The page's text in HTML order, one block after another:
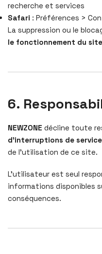
recherche et services
Safari : Préférences >
La suppression ou le
le fonctionnement du site
6.
NEWZONE décline toute
d’interruptions de
de l’utilisation de ce site.
L’utilisateur est seul
informations disponibles
conséquences.